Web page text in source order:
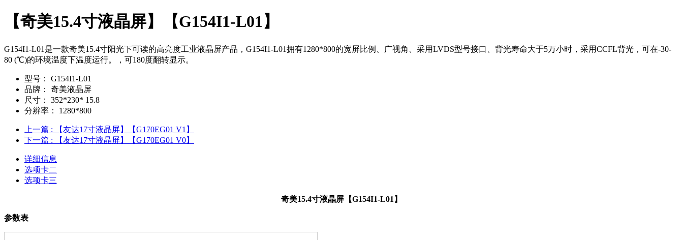
【奇美15.4寸液晶屏】【G154I1-L01】
G154I1-L01是一款奇美15.4寸阳光下可读的高亮度工业液晶屏产品，G154I1-L01拥有1280*800的宽屏比例、广视角、采用LVDS型号接口、背光寿命大于5万小时，采用CCFL背光，可在-30-
80 (℃)的环境温度下温度运行。，可180度翻转显示。
型号：
G154I1-L01
品牌：
奇美液晶屏
尺寸：
352*230* 15.8
分辨率：
1280*800
上一篇 : 【友达17寸液晶屏】【G170EG01 V1】
下一篇 : 【友达17寸液晶屏】【G170EG01 V0】
详细信息
选项卡二
选项卡三
奇美15.4寸液晶屏【G154I1-L01】
参数表